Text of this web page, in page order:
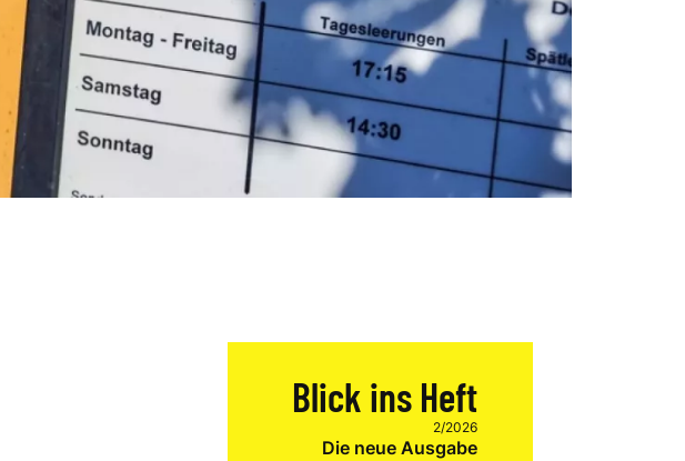
Blick ins Heft
2/2026
Die neue Ausgabe